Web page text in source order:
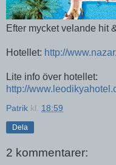
Efter mycket velande hit
Hotellet: http://
Lite info över hotellet:
http://
Patrik kl. 18:59
Dela
2 kommentarer: